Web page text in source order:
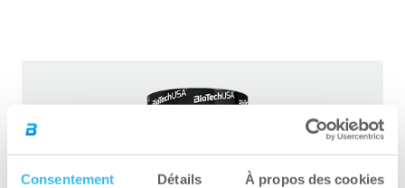
Consentement Détails À propos des cookies